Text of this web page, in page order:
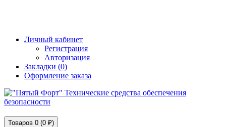
Личный кабинет
Регистрация
Авторизация
Закладки (0)
Оформление заказа
Товаров 0 (0 ₽)